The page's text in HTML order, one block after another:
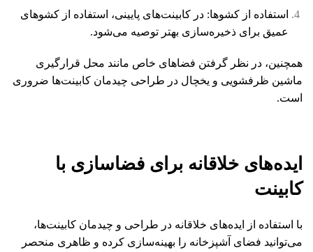
استفاده از کشوها: در کابینت‌های پایینی، استفاده از کشوهای
عمیق برای ذخیره‌سازی بهتر توصیه می‌شود.
همچنین، در نظر گرفتن فضاهای خاص مانند محل قرارگیری
ماشین ظرفشویی و یخچال در طراحی چیدمان کابینت‌ها ضروری
است.
ایده‌های خلاقانه برای فضاسازی با
کابینت
با استفاده از ایده‌های خلاقانه در طراحی و چیدمان کابینت‌ها،
می‌توانید فضای آشپزخانه را بهینه‌سازی کرده و ظاهری منحصر